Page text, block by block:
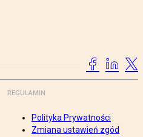
REGULAMIN
Polityka Prywatności
Zmiana ustawień zgód